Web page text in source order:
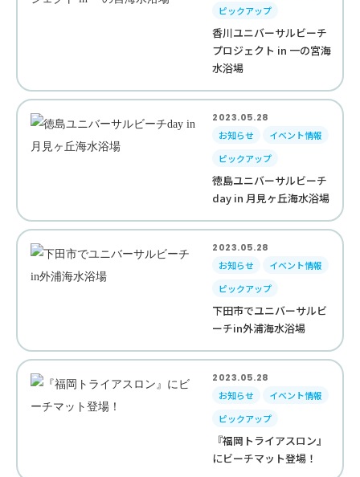
ピックアップ
香川ユニバーサルビーチ
プロジェクト in 一の宮海
水浴場
2023.05.28
お知らせ
イベント情報
ピックアップ
徳島ユニバーサルビーチ
day in 月見ヶ丘海水浴場
2023.05.28
お知らせ
イベント情報
ピックアップ
下田市でユニバーサルビ
ーチin外浦海水浴場
2023.05.28
お知らせ
イベント情報
ピックアップ
『福岡トライアスロン』
にビーチマット登場！